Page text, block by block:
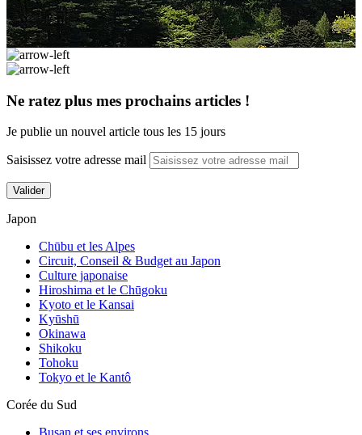
Province de Gyeonggi : la Corée du Sud
aux portes de Séoul
Ne ratez plus mes prochains articles !
Je publie un nouvel article tous les 15 jours
Saisissez votre adresse mail
Valider
Japon
Chūbu et les Alpes
Circuit, Conseil & Budget au Japon
Culture japonaise
Hiroshima et le Chūgoku
Kyoto et le Kansai
Kyūshū
Okinawa
Shikoku
Tohoku
Tokyo et le Kantô
Corée du Sud